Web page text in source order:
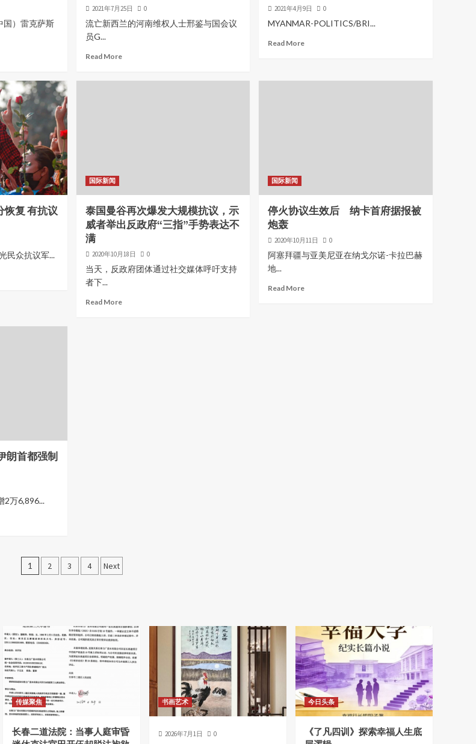
国）雷克萨斯
2021年7月25日 0
流亡新西兰的河南维权人士邢鉴与国会议
员G...
Read More
2021年4月9日 0
MYANMAR-POLITICS/BRI...
Read More
恢复 有抗议
民众抗议军...
国际新闻
泰国曼谷再次爆发大规模抗议，示
威者举出反政府“三指”手势表达不
满
2020年10月18日 0
当天，反政府团体通过社交媒体呼吁支持
者下...
Read More
国际新闻
停火协议生效后 纳卡首府据报被
炮轰
2020年10月11日 0
阿塞拜疆与亚美尼亚在纳戈尔诺-卡拉巴赫
地...
Read More
朗首都强制
2万6,896...
文
页
1 2 3 4 Next
传媒聚焦
长春二道法院：当事人庭审昏
书画艺术
2026年7月1日 0
今日头条
《了凡四训》探索幸福人生底